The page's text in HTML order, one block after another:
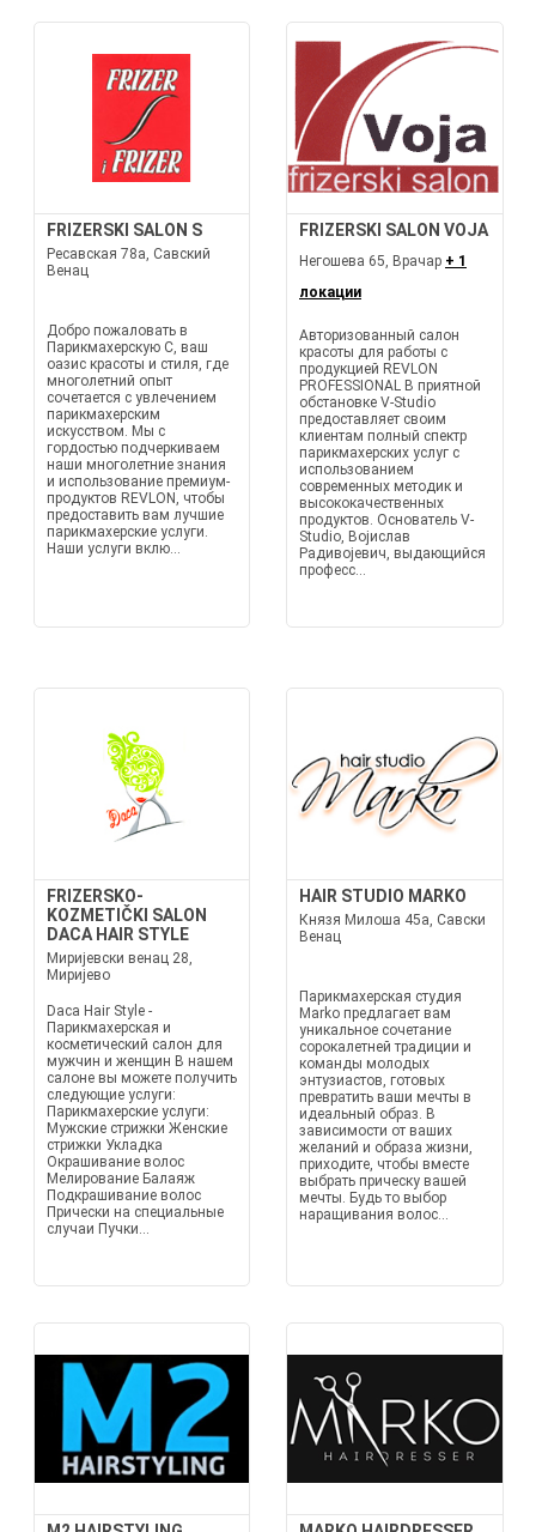
FRIZERSKI SALON S
Ресавская 78а, Савский
Венац
Добро пожаловать в
Парикмахерскую С, ваш
оазис красоты и стиля, где
многолетний опыт
сочетается с увлечением
парикмахерским
искусством. Мы с
гордостью подчеркиваем
наши многолетние знания
и использование премиум-
продуктов REVLON, чтобы
предоставить вам лучшие
парикмахерские услуги.
Наши услуги вклю...
FRIZERSKI SALON VOJA
Негошева 65, Врачар + 1
локации
Авторизованный салон
красоты для работы с
продукцией REVLON
PROFESSIONAL В приятной
обстановке V-Studio
предоставляет своим
клиентам полный спектр
парикмахерских услуг с
использованием
современных методик и
высококачественных
продуктов. Основатель V-
Studio, Војислав
Радивојевич, выдающийся
професс...
FRIZERSKO-
KOZMETIČKI SALON
DACA HAIR STYLE
Миријевски венац 28,
Миријево
Daca Hair Style -
Парикмахерская и
косметический салон для
мужчин и женщин В нашем
салоне вы можете получить
следующие услуги:
Парикмахерские услуги:
Мужские стрижки Женские
стрижки Укладка
Окрашивание волос
Мелирование Балаяж
Подкрашивание волос
Прически на специальные
случаи Пучки...
HAIR STUDIO MARKO
Князя Милоша 45a, Савски
Венац
Парикмахерская студия
Marko предлагает вам
уникальное сочетание
сорокалетней традиции и
команды молодых
энтузиастов, готовых
превратить ваши мечты в
идеальный образ. В
зависимости от ваших
желаний и образа жизни,
приходите, чтобы вместе
выбрать прическу вашей
мечты. Будь то выбор
наращивания волос...